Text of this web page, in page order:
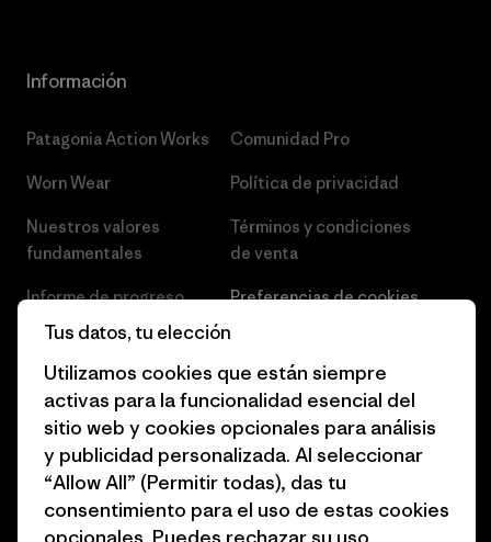
Información
Patagonia Action Works
Worn Wear
Nuestros valores
fundamentales
Informe de progreso
Business Unusual
Objetivos climáticos
1% for the Planet
Cómo financiamos
Tarjetas regalo
Comunidad Pro
Política de privacidad
Términos y condiciones
de venta
Preferencias de cookies
Empleo
Prensa
Programa para profesionales
del sector
Programa de afiliados
Tus datos, tu elección
Utilizamos cookies que están siempre
activas para la funcionalidad esencial del
sitio web y cookies opcionales para análisis
y publicidad personalizada. Al seleccionar
“Allow All” (Permitir todas), das tu
consentimiento para el uso de estas cookies